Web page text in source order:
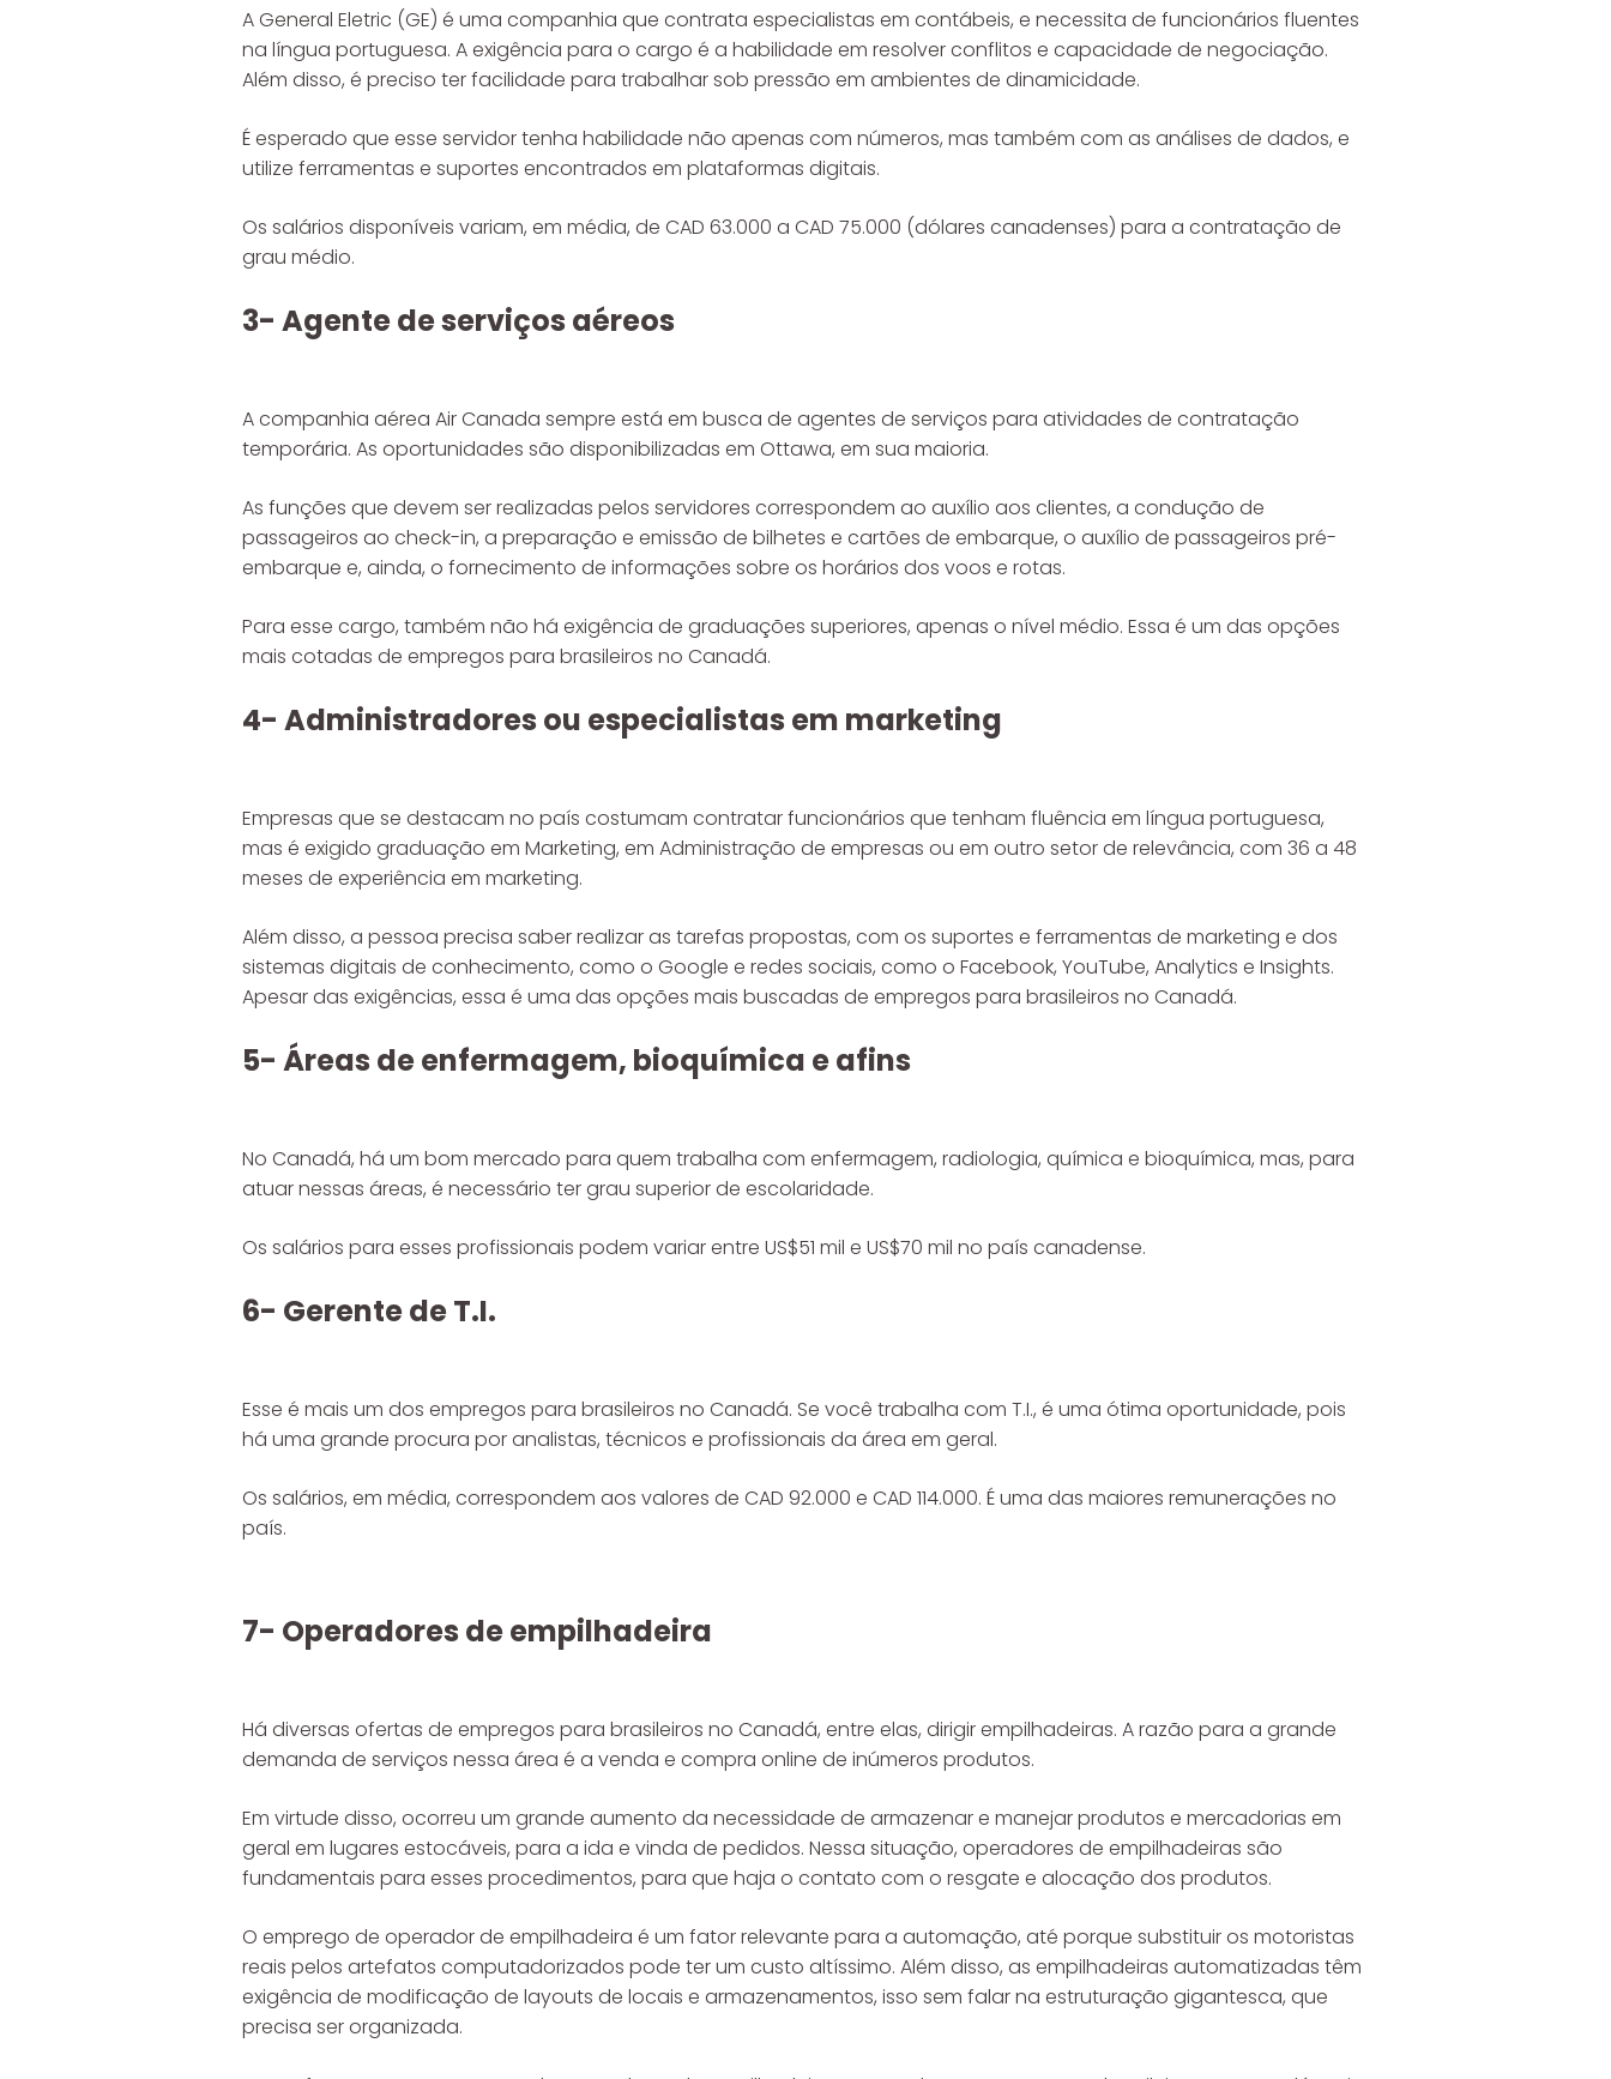
A General Eletric (GE) é uma companhia que contrata especialistas em contábeis, e necessita de funcionários fluentes
na língua portuguesa. A exigência para o cargo é a habilidade em resolver conflitos e capacidade de negociação.
Além disso, é preciso ter facilidade para trabalhar sob pressão em ambientes de dinamicidade.
É esperado que esse servidor tenha habilidade não apenas com números, mas também com as análises de dados, e
utilize ferramentas e suportes encontrados em plataformas digitais.
Os salários disponíveis variam, em média, de CAD 63.000 a CAD 75.000 (dólares canadenses) para a contratação de
grau médio.
3- Agente de serviços aéreos
A companhia aérea Air Canada sempre está em busca de agentes de serviços para atividades de contratação
temporária. As oportunidades são disponibilizadas em Ottawa, em sua maioria.
As funções que devem ser realizadas pelos servidores correspondem ao auxílio aos clientes, a condução de
passageiros ao check-in, a preparação e emissão de bilhetes e cartões de embarque, o auxílio de passageiros pré-
embarque e, ainda, o fornecimento de informações sobre os horários dos voos e rotas.
Para esse cargo, também não há exigência de graduações superiores, apenas o nível médio. Essa é um das opções
mais cotadas de empregos para brasileiros no Canadá.
4- Administradores ou especialistas em marketing
Empresas que se destacam no país costumam contratar funcionários que tenham fluência em língua portuguesa,
mas é exigido graduação em Marketing, em Administração de empresas ou em outro setor de relevância, com 36 a 48
meses de experiência em marketing.
Além disso, a pessoa precisa saber realizar as tarefas propostas, com os suportes e ferramentas de marketing e dos
sistemas digitais de conhecimento, como o Google e redes sociais, como o Facebook, YouTube, Analytics e Insights.
Apesar das exigências, essa é uma das opções mais buscadas de empregos para brasileiros no Canadá.
5- Áreas de enfermagem, bioquímica e afins
No Canadá, há um bom mercado para quem trabalha com enfermagem, radiologia, química e bioquímica, mas, para
atuar nessas áreas, é necessário ter grau superior de escolaridade.
Os salários para esses profissionais podem variar entre US$51 mil e US$70 mil no país canadense.
6- Gerente de T.I.
Esse é mais um dos empregos para brasileiros no Canadá. Se você trabalha com T.I., é uma ótima oportunidade, pois
há uma grande procura por analistas, técnicos e profissionais da área em geral.
Os salários, em média, correspondem aos valores de CAD 92.000 e CAD 114.000. É uma das maiores remunerações no
país.
7- Operadores de empilhadeira
Há diversas ofertas de empregos para brasileiros no Canadá, entre elas, dirigir empilhadeiras. A razão para a grande
demanda de serviços nessa área é a venda e compra online de inúmeros produtos.
Em virtude disso, ocorreu um grande aumento da necessidade de armazenar e manejar produtos e mercadorias em
geral em lugares estocáveis, para a ida e vinda de pedidos. Nessa situação, operadores de empilhadeiras são
fundamentais para esses procedimentos, para que haja o contato com o resgate e alocação dos produtos.
O emprego de operador de empilhadeira é um fator relevante para a automação, até porque substituir os motoristas
reais pelos artefatos computadorizados pode ter um custo altíssimo. Além disso, as empilhadeiras automatizadas têm
exigência de modificação de layouts de locais e armazenamentos, isso sem falar na estruturação gigantesca, que
precisa ser organizada.